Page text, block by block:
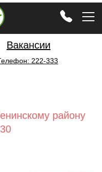
222-333
Вакансии
району